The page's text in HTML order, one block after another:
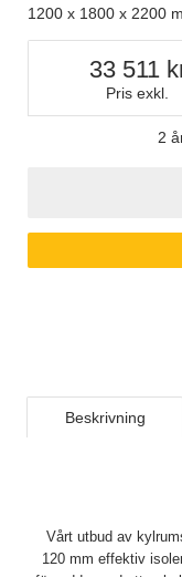
1200 x 1800 x 2200
Pris exkl.
33 511
2
Beskrivning
Vårt utbud av
120 mm effektiv